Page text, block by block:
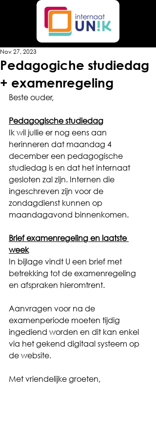
Pedagogiche studiedag
+ examenregeling
Nov 27, 2023
Beste ouder,
Pedagogische studiedag
Ik wil jullie er nog eens aan
herinneren dat maandag 4
december een pedagogische
studiedag is en dat het internaat
gesloten zal zijn. Internen die
ingeschreven zijn voor de
zondagdienst kunnen op
maandagavond binnenkomen.
Brief examenregeling en laatste
week
In bijlage vindt U een brief met
betrekking tot de examenregeling
en afspraken hieromtrent.
Aanvragen voor na de
examenperiode moeten tijdig
ingediend worden en dit kan enkel
via het gekend digitaal systeem op
de website.
Met vriendelijke groeten,